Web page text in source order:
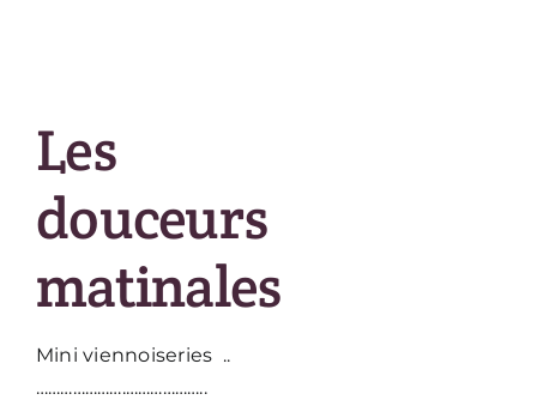
Les
douceurs
matinales
Mini viennoiseries ..
………………….………………..